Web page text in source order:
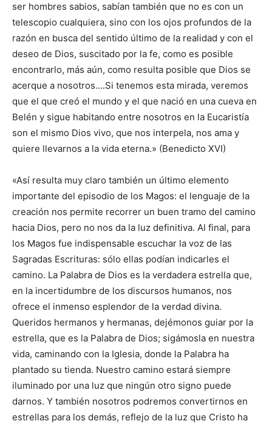
ser hombres sabios, sabían también que no es con un
telescopio cualquiera, sino con los ojos profundos de la
razón en busca del sentido último de la realidad y con el
deseo de Dios, suscitado por la fe, como es posible
encontrarlo, más aún, como resulta posible que Dios se
acerque a nosotros….Si tenemos esta mirada, veremos
que el que creó el mundo y el que nació en una cueva en
Belén y sigue habitando entre nosotros en la Eucaristía
son el mismo Dios vivo, que nos interpela, nos ama y
quiere llevarnos a la vida eterna.» (Benedicto XVI)
«Así resulta muy claro también un último elemento
importante del episodio de los Magos: el lenguaje de la
creación nos permite recorrer un buen tramo del camino
hacia Dios, pero no nos da la luz definitiva. Al final, para
los Magos fue indispensable escuchar la voz de las
Sagradas Escrituras: sólo ellas podían indicarles el
camino. La Palabra de Dios es la verdadera estrella que,
en la incertidumbre de los discursos humanos, nos
ofrece el inmenso esplendor de la verdad divina.
Queridos hermanos y hermanas, dejémonos guiar por la
estrella, que es la Palabra de Dios; sigámosla en nuestra
vida, caminando con la Iglesia, donde la Palabra ha
plantado su tienda. Nuestro camino estará siempre
iluminado por una luz que ningún otro signo puede
darnos. Y también nosotros podremos convertirnos en
estrellas para los demás, reflejo de la luz que Cristo ha